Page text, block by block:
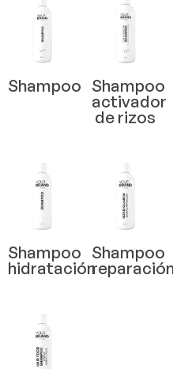
Shampoo Shampoo
activador
de rizos
Shampoo
hidratación
Shampoo